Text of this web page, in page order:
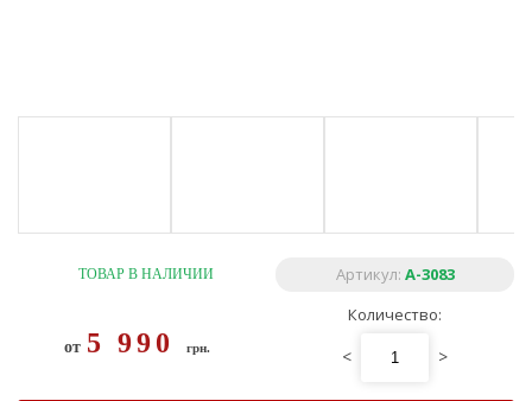
ТОВАР В НАЛИЧИИ Артикул: A-3083
от 5 990 грн.
Количество:
< >